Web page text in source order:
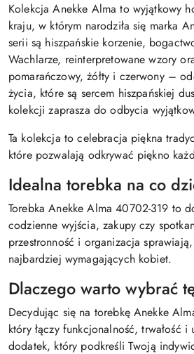
Kolekcja Anekke Alma to wyjątkowy
kraju, w którym narodziła się marka
serii są hiszpańskie korzenie,
Wachlarze, reinterpretowane wzory
pomarańczowy, żółty i czerwony –
życia, które są sercem hiszpańskiej
kolekcji zaprasza do odbycia
Ta kolekcja to celebracja piękna
które pozwalają odkrywać piękno
Idealna torebka na co
Torebka Anekke Alma 40702-319 to
codzienne wyjścia, zakupy czy
przestronność i organizacja
najbardziej wymagających kobiet.
Dlaczego warto wybrać
Decydując się na torebkę Anekke
który łączy funkcjonalność, trwałość i
dodatek, który podkreśli Twoją